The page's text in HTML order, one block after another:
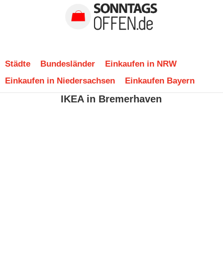
Städte Bundesländer
Einkaufen in NRW
Einkaufen in Niedersachsen
Einkaufen Bayern
IKEA in Bremerhaven